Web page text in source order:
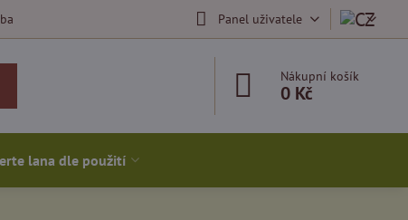
Panel uživatele
Nákupní košík
0 Kč
lana dle použití